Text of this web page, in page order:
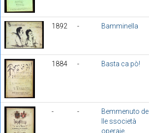
1892 - Bamminella
1884 - Basta ca pò!
- -
Bemmenuto de
lle ssocietà
operaie,